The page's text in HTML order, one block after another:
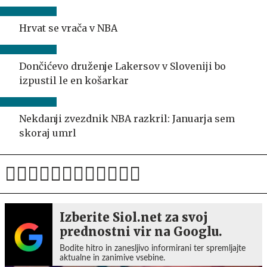
Hrvat se vrača v NBA
Dončićevo druženje Lakersov v Sloveniji bo
izpustil le en košarkar
Nekdanji zvezdnik NBA razkril: Januarja sem
skoraj umrl
Izberite Siol.net za svoj
prednostni vir na Googlu.
Bodite hitro in zanesljivo informirani ter spremljajte
aktualne in zanimive vsebine.